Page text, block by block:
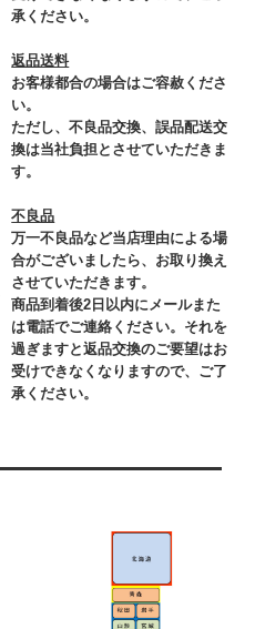
承ください。
返品送料
お客様都合の場合はご容赦くださ
い。
ただし、不良品交換、誤品配送交
換は当社負担とさせていただきま
す。
不良品
万一不良品など当店理由による場
合がございましたら、お取り換え
させていただきます。
商品到着後2日以内にメールまた
は電話でご連絡ください。それを
過ぎますと返品交換のご要望はお
受けできなくなりますので、ご了
承ください。